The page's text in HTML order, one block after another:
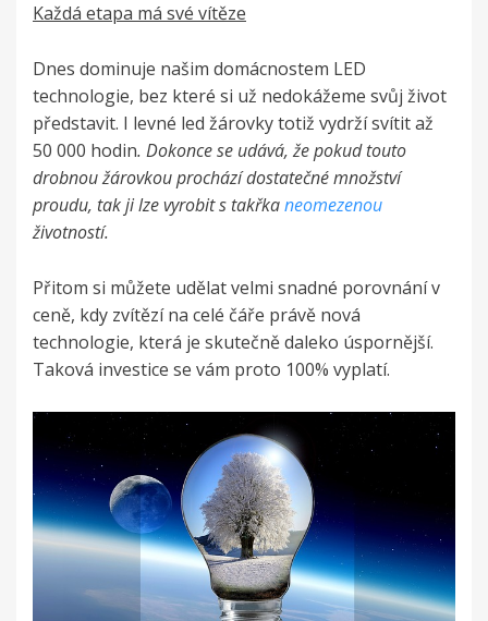
Každá etapa má své vítěze
Dnes dominuje našim domácnostem LED
technologie, bez které si už nedokážeme svůj život
představit. I levné led žárovkytotiž vydrží svítit až
50 000 hodin. Dokonce se udává, že pokud touto
drobnou žárovkou prochází dostatečné množství
proudu, tak ji lze vyrobit s takřkaneomezenou
životností.
Přitom si můžete udělat velmi snadné porovnání v
ceně, kdy zvítězí na celé čáře právě nová
technologie, která je skutečně daleko úspornější.
Taková investice se vám proto 100% vyplatí.